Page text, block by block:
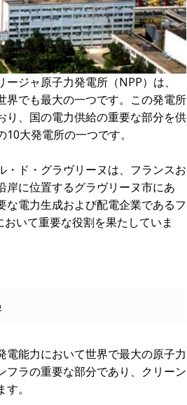
ジャ原子力発電所（NPP）は、
界でも最大の一つです。この発電所
り、国の電力供給の重要な部分を供
大発電所の一つです。
ド・グラヴリーヌは、フランスお
岸に位置するグラヴリーヌ市にあ
な電力生成および配電企業であるフ
いて重要な役割を果たしていま
能力において世界で最大の原子力
ラの重要な部分であり、クリーン
。